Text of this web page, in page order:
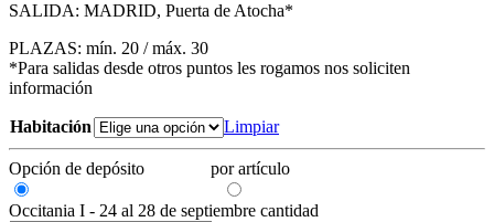
SALIDA: MADRID, Puerta de Atocha*
PLAZAS: mín. 20 / máx. 30
*Para salidas desde otros puntos les rogamos nos soliciten
información
Habitación Limpiar
Opción de depósito
por artículo
Occitania I - 24 al 28 de septiembre cantidad